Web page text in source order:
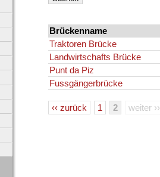
Brückenname
Traktoren Brücke
Landwirtschafts Brücke
Punt da Piz
Fussgängerbrücke
‹‹ zurück 1 2 weiter ››